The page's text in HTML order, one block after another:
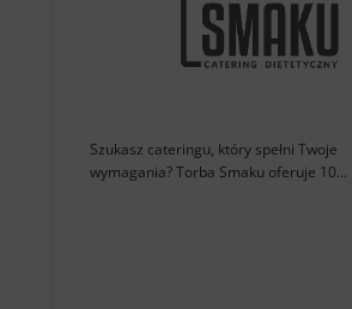
Szukasz cateringu, który spełni Twoje
wymagania? Torba Smaku oferuje 10...